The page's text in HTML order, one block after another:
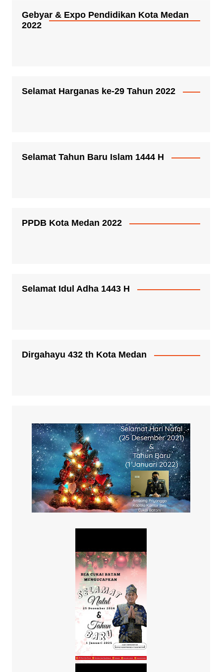
Gebyar & Expo Pendidikan Kota Medan
2022
Selamat Harganas ke-29 Tahun 2022
Selamat Tahun Baru Islam 1444 H
PPDB Kota Medan 2022
Selamat Idul Adha 1443 H
Dirgahayu 432 th Kota Medan